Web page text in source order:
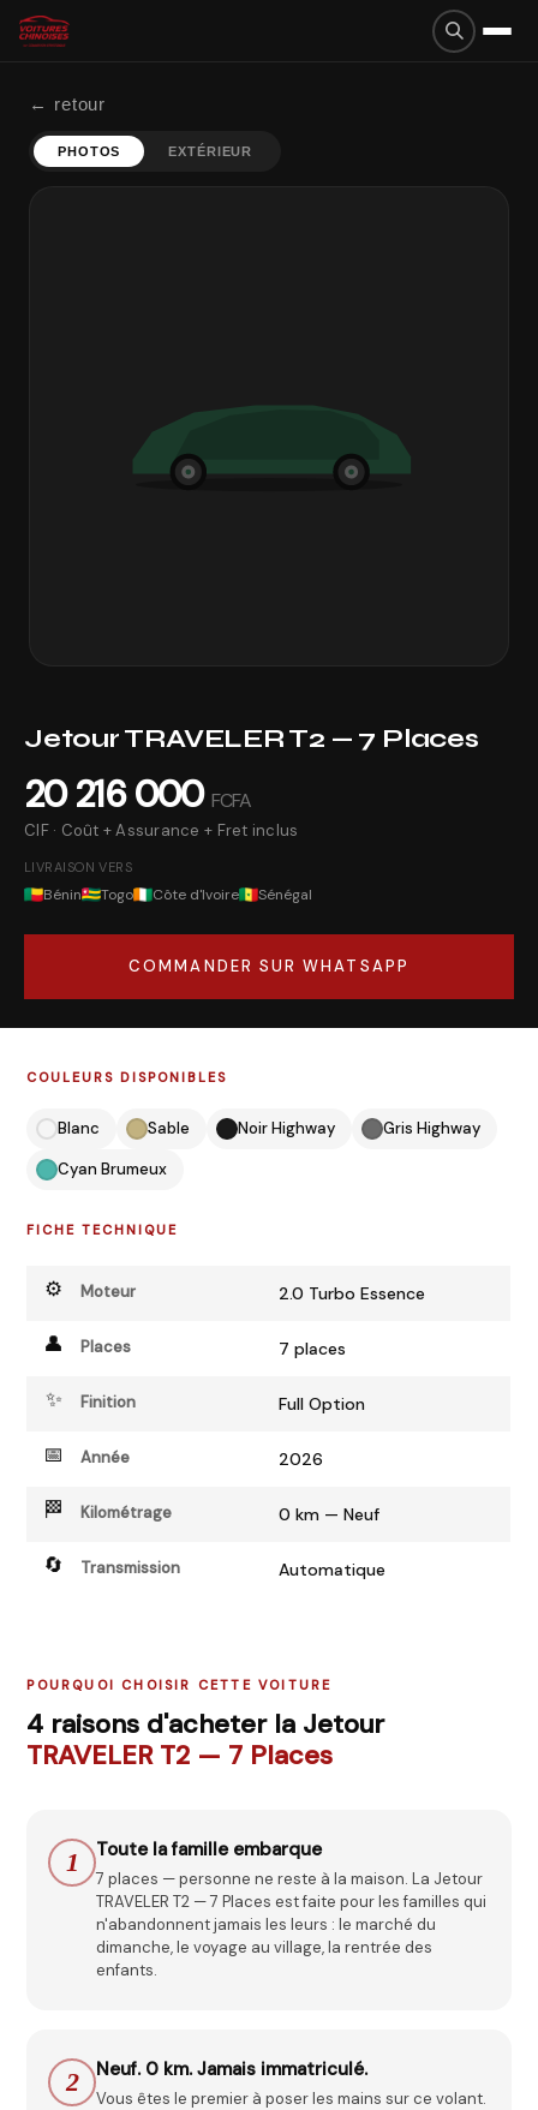
← retour
PHOTOS EXTÉRIEUR
JetourTRAVELER T2 — 7 Places
20 216 000 FCFA
CIF · Coût + Assurance + Fret inclus
LIVRAISON VERS
Bénin Togo Côte d'Ivoire Sénégal
COMMANDER SUR WHATSAPP
COULEURS DISPONIBLES
Blanc Sable Noir Highway
Gris Highway
Cyan Brumeux
FICHE TECHNIQUE
⚙️ Moteur 2.0 Turbo Essence
👤 Places 7 places
✨ Finition Full Option
📅 Année 2026
🏁 Kilométrage 0 km — Neuf
🔄 Transmission Automatique
POURQUOI CHOISIR CETTE VOITURE
4 raisons d'acheter la Jetour
TRAVELER T2 — 7 Places
1 Toute la famille embarque
7 places — personne ne reste à la maison. La Jetour
TRAVELER T2 — 7 Places est faite pour les familles qui
n'abandonnent jamais les leurs : le marché du
dimanche, le voyage au village, la rentrée des
enfants.
2 Neuf. 0 km. Jamais immatriculé.
Vous êtes le premier à poser les mains sur ce volant.